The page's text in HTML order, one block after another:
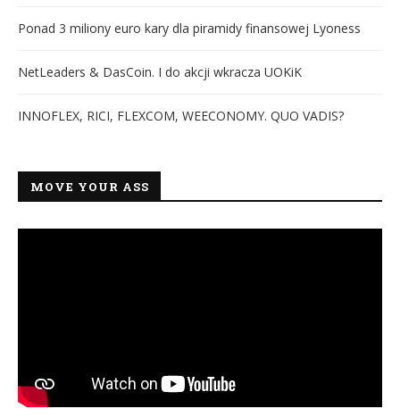
Ponad 3 miliony euro kary dla piramidy finansowej Lyoness
NetLeaders & DasCoin. I do akcji wkracza UOKiK
INNOFLEX, RICI, FLEXCOM, WEECONOMY. QUO VADIS?
MOVE YOUR ASS